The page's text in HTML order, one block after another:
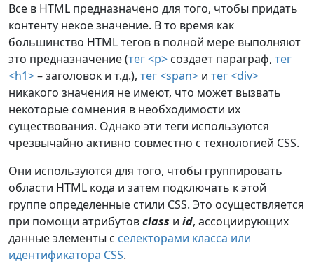
Все в HTML предназначено для того, чтобы придать
контенту некое значение. В то время как
большинство HTML тегов в полной мере выполняют
это предназначение (тег <p> создает параграф, тег
<h1>– заголовок и т.д.), тег <span> и тег <div>
никакого значения не имеют, что может вызвать
некоторые сомнения в необходимости их
существования. Однако эти теги используются
чрезвычайно активно совместно с технологией CSS.
Они используются для того, чтобы группировать
области HTML кода и затем подключать к этой
группе определенные стили CSS. Это осуществляется
при помощи атрибутовclass и id, ассоциирующих
данные элементы с селекторами класса или
идентификатора CSS.